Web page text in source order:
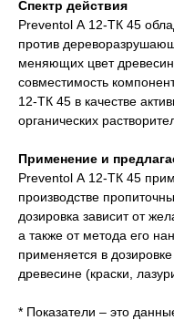
Спектр действия
Preventol А 12-ТК 45
против
меняющих цвет
совместимость
12-ТК 45 в качестве
органических
Применение и
Preventol А 12-ТК 45
производстве
дозировка зависит от
а также от метода его
применяется в
древесине (краски,
* Показатели – это